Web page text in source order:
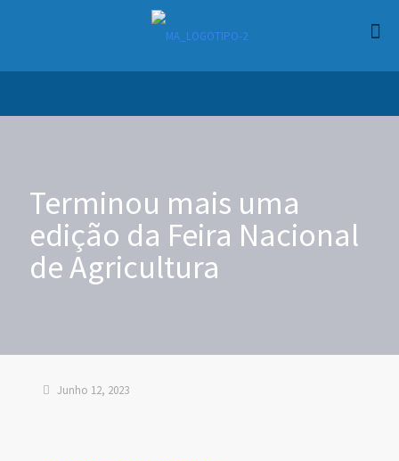
Terminou mais uma
edição da Feira Nacional
de Agricultura
Junho 12, 2023